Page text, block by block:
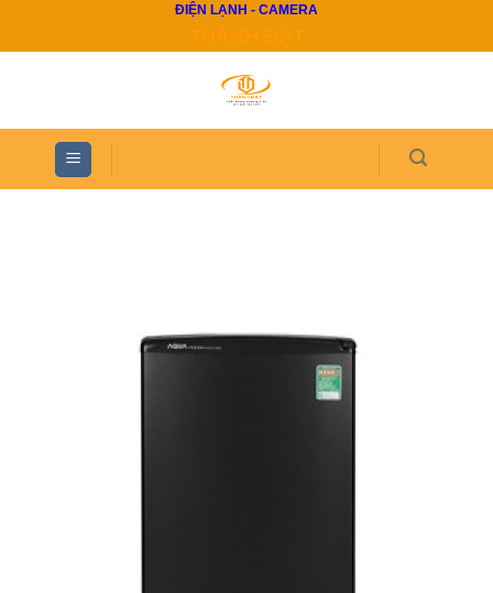
ĐIỆN LẠNH - CAMERA